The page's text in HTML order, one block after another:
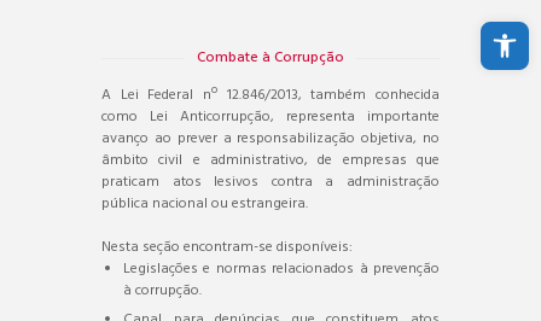
Abrir a barra de ferramentas
Combate à Corrupção
A Lei Federal nº 12.846/2013, também conhecida
como Lei Anticorrupção, representa importante
avanço ao prever a responsabilização objetiva, no
âmbito civil e administrativo, de empresas que
praticam atos lesivos contra a administração
pública nacional ou estrangeira.
Nesta seção encontram-se disponíveis:
Legislações e normas relacionados à prevenção
à corrupção.